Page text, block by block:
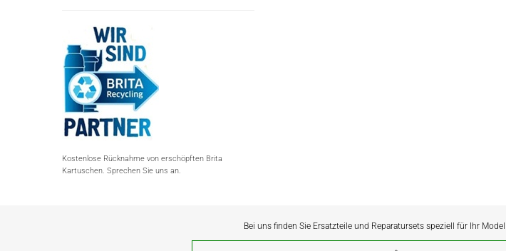
Kostenlose Rücknahme von erschöpften Brita
Kartuschen. Sprechen Sie uns an.
Bei uns finden Sie Ersatzteile und Reparatursets speziell für Ihr